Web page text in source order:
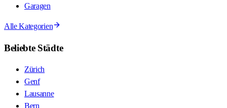
Garagen
Alle Kategorien
Beliebte Städte
Zürich
Genf
Lausanne
Bern